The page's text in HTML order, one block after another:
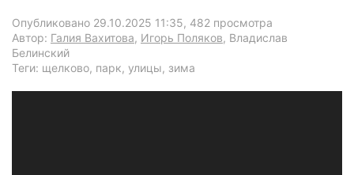
Опубликовано 29.10.2025 11:35, 482 просмотра
Автор: Галия Вахитова, Игорь Поляков, Владислав
Белинский
Теги: щелково, парк, улицы, зима